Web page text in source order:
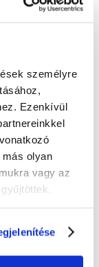
személyre
Ezenkívül
olyan
vagy az
búza,
állati zsírok,
UI, vas (3b103):
10 mg, mangán